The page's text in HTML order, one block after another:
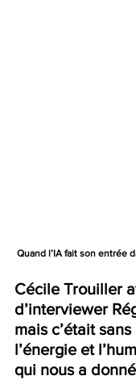
Quand l’IA fait son entrée
Cécile Trouiller
d’interviewer
mais c’était
l’énergie et
qui nous a